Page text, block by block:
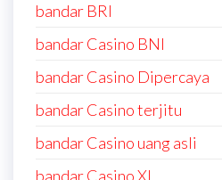
bandar BRI
bandar Casino BNI
bandar Casino Dipercaya
bandar Casino terjitu
bandar Casino uang asli
bandar Casino XL